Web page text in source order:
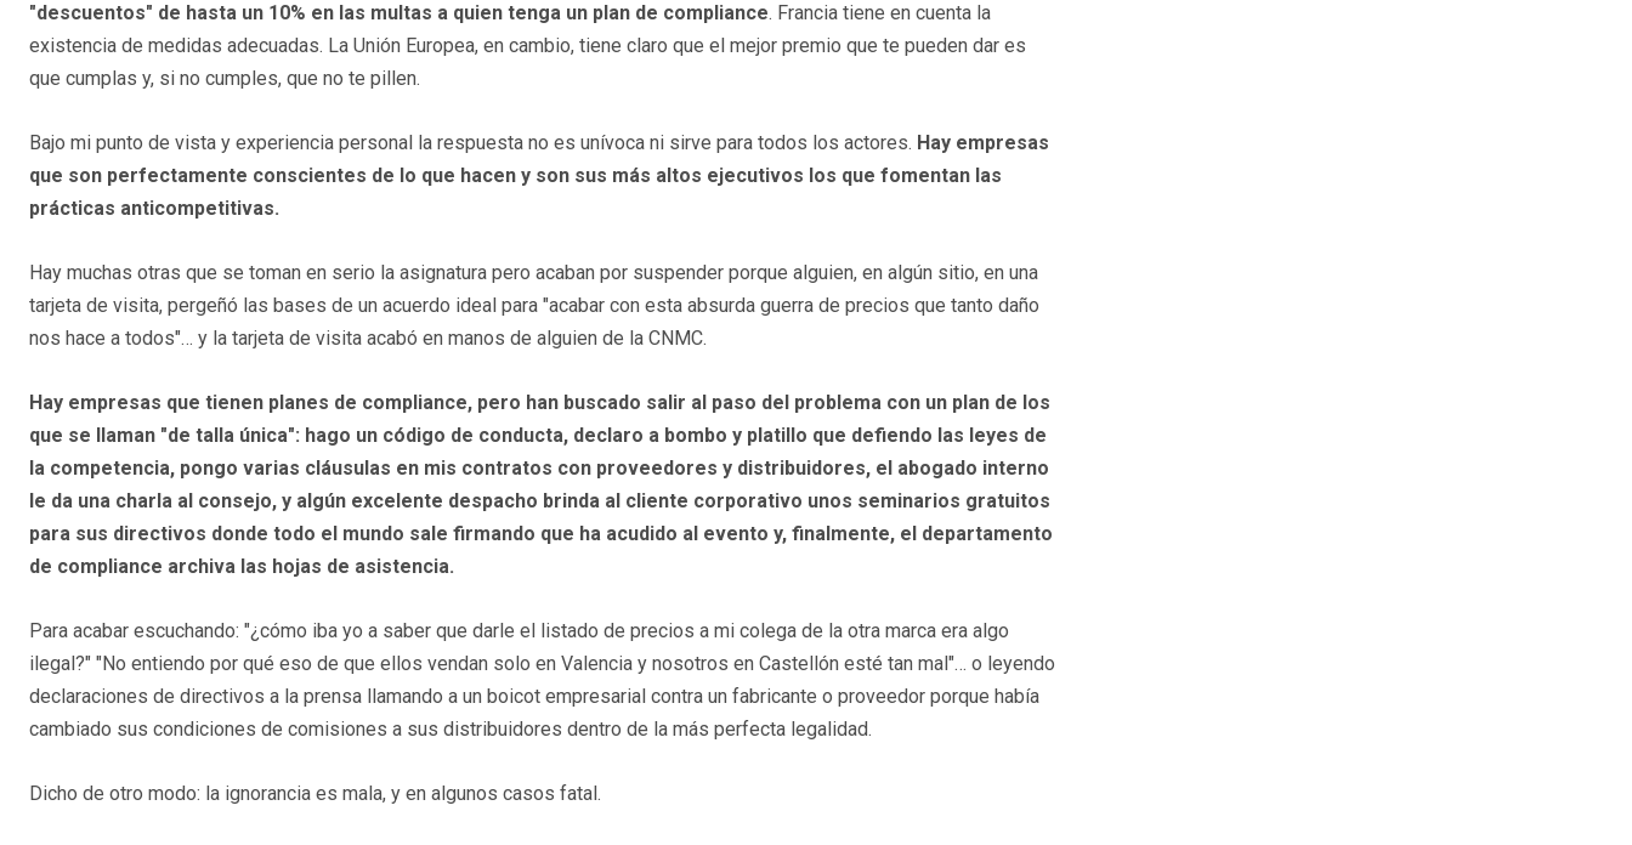
"descuentos" de hasta un 10% en las multas a quien tenga un plan de compliance. Francia tiene en cuenta la
existencia de medidas adecuadas. La Unión Europea, en cambio, tiene claro que el mejor premio que te pueden dar es
que cumplas y, si no cumples, que no te pillen.
Bajo mi punto de vista y experiencia personal la respuesta no es unívoca ni sirve para todos los actores. Hay empresas
que son perfectamente conscientes de lo que hacen y son sus más altos ejecutivos los que fomentan las
prácticas anticompetitivas.
Hay muchas otras que se toman en serio la asignatura pero acaban por suspender porque alguien, en algún sitio, en una
tarjeta de visita, pergeñó las bases de un acuerdo ideal para "acabar con esta absurda guerra de precios que tanto daño
nos hace a todos"… y la tarjeta de visita acabó en manos de alguien de la CNMC.
Hay empresas que tienen planes de compliance, pero han buscado salir al paso del problema con un plan de los
que se llaman "de talla única": hago un código de conducta, declaro a bombo y platillo que defiendo las leyes de
la competencia, pongo varias cláusulas en mis contratos con proveedores y distribuidores, el abogado interno
le da una charla al consejo, y algún excelente despacho brinda al cliente corporativo unos seminarios gratuitos
para sus directivos donde todo el mundo sale firmando que ha acudido al evento y, finalmente, el departamento
de compliance archiva las hojas de asistencia.
Para acabar escuchando: "¿cómo iba yo a saber que darle el listado de precios a mi colega de la otra marca era algo
ilegal?" "No entiendo por qué eso de que ellos vendan solo en Valencia y nosotros en Castellón esté tan mal"… o leyendo
declaraciones de directivos a la prensa llamando a un boicot empresarial contra un fabricante o proveedor porque había
cambiado sus condiciones de comisiones a sus distribuidores dentro de la más perfecta legalidad.
Dicho de otro modo: la ignorancia es mala, y en algunos casos fatal.